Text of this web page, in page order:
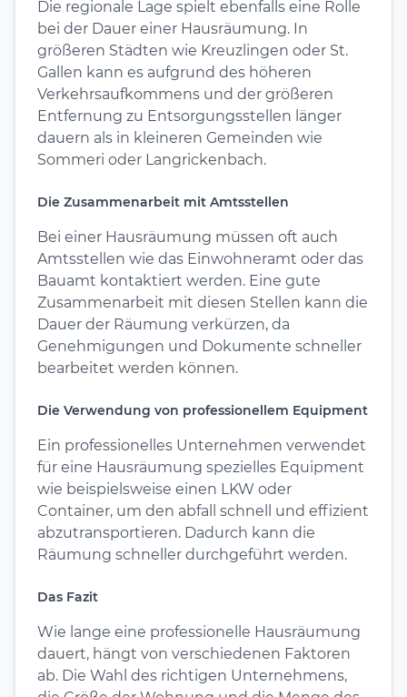
Die regionale Lage spielt ebenfalls eine Rolle
bei der Dauer einer Hausräumung. In
größeren Städten wie Kreuzlingen oder St.
Gallen kann es aufgrund des höheren
Verkehrsaufkommens und der größeren
Entfernung zu Entsorgungsstellen länger
dauern als in kleineren Gemeinden wie
Sommeri oder Langrickenbach.
Die Zusammenarbeit mit Amtsstellen
Bei einer Hausräumung müssen oft auch
Amtsstellen wie das Einwohneramt oder das
Bauamt kontaktiert werden. Eine gute
Zusammenarbeit mit diesen Stellen kann die
Dauer der Räumung verkürzen, da
Genehmigungen und Dokumente schneller
bearbeitet werden können.
Die Verwendung von professionellem Equipment
Ein professionelles Unternehmen verwendet
für eine Hausräumung spezielles Equipment
wie beispielsweise einen LKW oder
Container, um den abfall schnell und effizient
abzutransportieren. Dadurch kann die
Räumung schneller durchgeführt werden.
Das Fazit
Wie lange eine professionelle Hausräumung
dauert, hängt von verschiedenen Faktoren
ab. Die Wahl des richtigen Unternehmens,